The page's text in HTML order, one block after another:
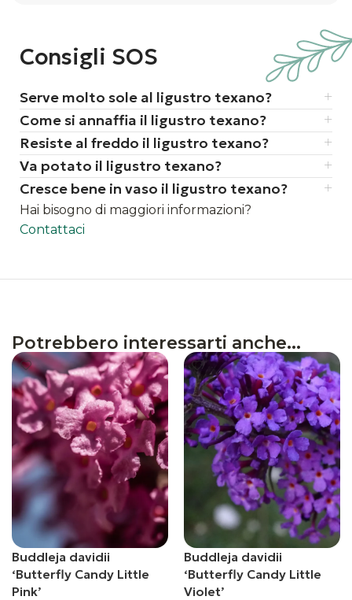
le foglie sono più spesse e scure
rispetto al ligustro comune, e
rimangono perfette tutto l’anno
è molto apprezzato nei giardini formali,
grazie alla sua capacità di essere potata
in forme geometriche o siepi regolari
Consigli SOS
Serve molto sole al ligustro texano?
Come si annaffia il ligustro texano?
Resiste al freddo il ligustro texano?
Va potato il ligustro texano?
Cresce bene in vaso il ligustro texano?
Hai bisogno di maggiori informazioni?
Contattaci
Potrebbero interessarti anche...
Buddleja davidii
‘Butterfly Candy Little
Pink’
Buddleja davidii
‘Butterfly Candy Little
Violet’